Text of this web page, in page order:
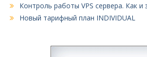
Контроль работы VPS сервера. Как и
Новый тарифный план INDIVIDUAL